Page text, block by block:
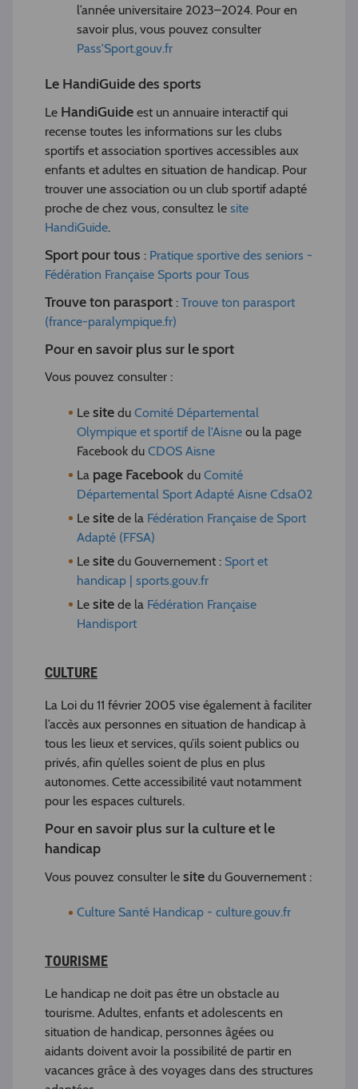
l’année universitaire 2023–2024. Pour en
savoir plus, vous pouvez consulter
Pass'Sport.gouv.fr
Le HandiGuide des sports
Le HandiGuide est un annuaire interactif qui
recense toutes les informations sur les clubs
sportifs et association sportives accessibles aux
enfants et adultes en situation de handicap. Pour
trouver une association ou un club sportif adapté
proche de chez vous, consultez le site
HandiGuide.
Sport pour tous : Pratique sportive des seniors -
Fédération Française Sports pour Tous
Trouve ton parasport : Trouve ton parasport
(france-paralympique.fr)
Pour en savoir plus sur le sport
Vous pouvez consulter :
Le site du Comité Départemental
Olympique et sportif de l'Aisne ou la page
Facebook du CDOS Aisne
La page Facebook du Comité
Départemental Sport Adapté Aisne Cdsa02
Le site de la Fédération Française de Sport
Adapté (FFSA)
Le site du Gouvernement : Sport et
handicap | sports.gouv.fr
Le site de la Fédération Française
Handisport
CULTURE
La Loi du 11 février 2005 vise également à faciliter
l’accès aux personnes en situation de handicap à
tous les lieux et services, qu’ils soient publics ou
privés, afin qu’elles soient de plus en plus
autonomes. Cette accessibilité vaut notamment
pour les espaces culturels.
Pour en savoir plus sur la culture et le
handicap
Vous pouvez consulter le site du Gouvernement :
Culture Santé Handicap - culture.gouv.fr
TOURISME
Le handicap ne doit pas être un obstacle au
tourisme. Adultes, enfants et adolescents en
situation de handicap, personnes âgées ou
aidants doivent avoir la possibilité de partir en
vacances grâce à des voyages dans des structures